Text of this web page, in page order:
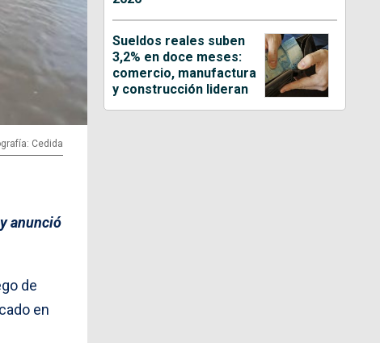
Cedida
anunció
de
en
Sueldos reales suben
3,2% en doce meses:
comercio, manufactura
y construcción lideran